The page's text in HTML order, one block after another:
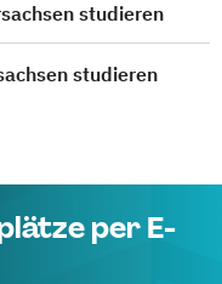
studieren
studieren
per E-